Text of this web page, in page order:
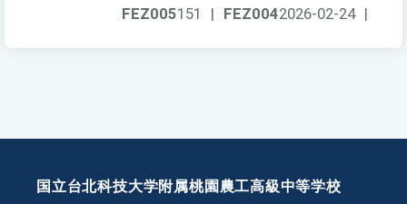
FEZ0042026-02-24 |
FEZ005151 |
国立台北科技大学附属桃園農工高級中等学校